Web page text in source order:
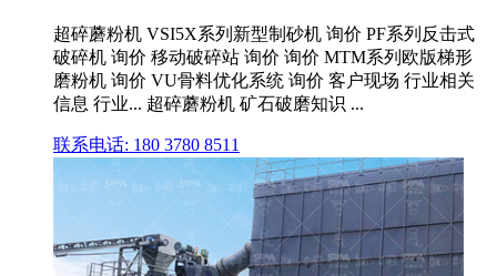
超碎蘑粉机 VSI5X系列新型制砂机 询价 PF系列反击式
破碎机 询价 移动破碎站 询价 询价 MTM系列欧版梯形
磨粉机 询价 VU骨料优化系统 询价 客户现场 行业相关
信息 行业... 超碎蘑粉机 矿石破磨知识 ...
联系电话: 180 3780 8511